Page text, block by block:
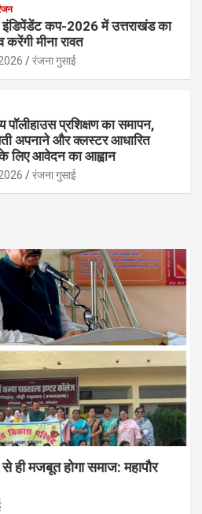
कप-2026 में उत्तराखंड का
करेंगी मीना रावत
रंजना गुसाई
पॉलीहाउस प्रशिक्षण का समापन,
अपनाने और क्लस्टर आधारित
के लिए आवेदन का आह्वान
रंजना गुसाई
से ही मजबूत होगा समाज: महापौर